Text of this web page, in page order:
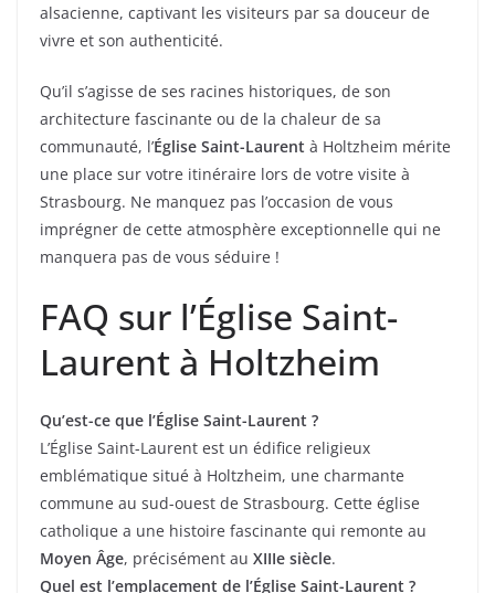
alsacienne, captivant les visiteurs par sa douceur de
vivre et son authenticité.
Qu’il s’agisse de ses racines historiques, de son
architecture fascinante ou de la chaleur de sa
communauté, l’Église Saint-Laurent à Holtzheim mérite
une place sur votre itinéraire lors de votre visite à
Strasbourg. Ne manquez pas l’occasion de vous
imprégner de cette atmosphère exceptionnelle qui ne
manquera pas de vous séduire !
FAQ sur l’Église Saint-
Laurent à Holtzheim
Qu’est-ce que l’Église Saint-Laurent ?
L’Église Saint-Laurent est un édifice religieux
emblématique situé à Holtzheim, une charmante
commune au sud-ouest de Strasbourg. Cette église
catholique a une histoire fascinante qui remonte au
Moyen Âge, précisément au XIIIe siècle.
Quel est l’emplacement de l’Église Saint-Laurent ?